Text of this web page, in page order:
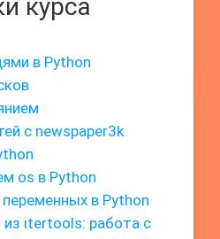
курса
в Python
с newspaper3k
os в Python
в Python
из itertools: работа с